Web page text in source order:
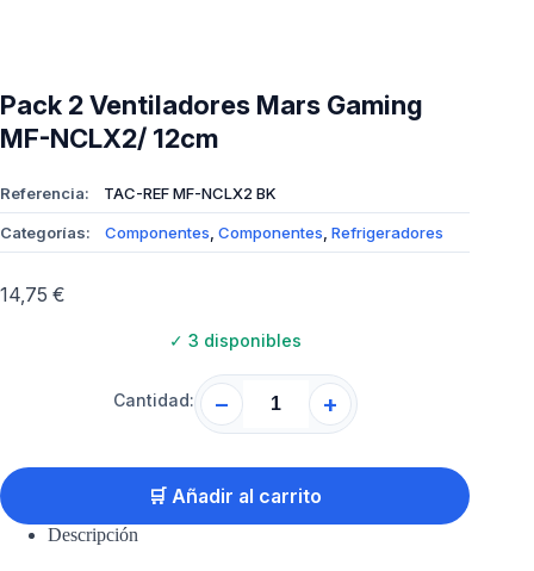
Pack 2 Ventiladores Mars Gaming
MF-NCLX2/ 12cm
Referencia: TAC-REF MF-NCLX2 BK
Categorías: Componentes, Componentes, Refrigeradores
14,75 €
✓ 3 disponibles
Cantidad: − +
🛒 Añadir al carrito
Descripción